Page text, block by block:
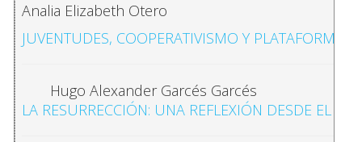
Analia Elizabeth Otero
JUVENTUDES, COOPERATIVISMO Y
Hugo Alexander Garcés Garcés
LA RESURRECCIÓN: UNA REFLEXIÓN DESDE EL